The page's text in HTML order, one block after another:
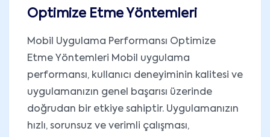
Optimize Etme Yöntemleri
Mobil Uygulama Performansı Optimize
Etme Yöntemleri Mobil uygulama
performansı, kullanıcı deneyiminin kalitesi ve
uygulamanızın genel başarısı üzerinde
doğrudan bir etkiye sahiptir. Uygulamanızın
hızlı, sorunsuz ve verimli çalışması,